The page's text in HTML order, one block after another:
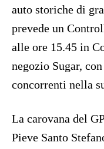
auto storiche di
prevede un
alle ore 15.45 in
negozio Sugar,
concorrenti nella
La carovana del
Pieve Santo